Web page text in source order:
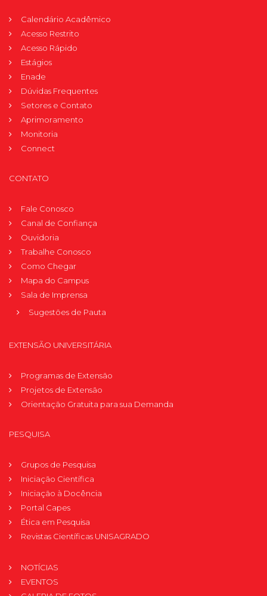
Calendário Acadêmico
Acesso Restrito
Acesso Rápido
Estágios
Enade
Dúvidas Frequentes
Setores e Contato
Aprimoramento
Monitoria
Connect
CONTATO
Fale Conosco
Canal de Confiança
Ouvidoria
Trabalhe Conosco
Como Chegar
Mapa do Campus
Sala de Imprensa
Sugestões de Pauta
EXTENSÃO UNIVERSITÁRIA
Programas de Extensão
Projetos de Extensão
Orientação Gratuita para sua Demanda
PESQUISA
Grupos de Pesquisa
Iniciação Científica
Iniciação à Docência
Portal Capes
Ética em Pesquisa
Revistas Científicas UNISAGRADO
NOTÍCIAS
EVENTOS